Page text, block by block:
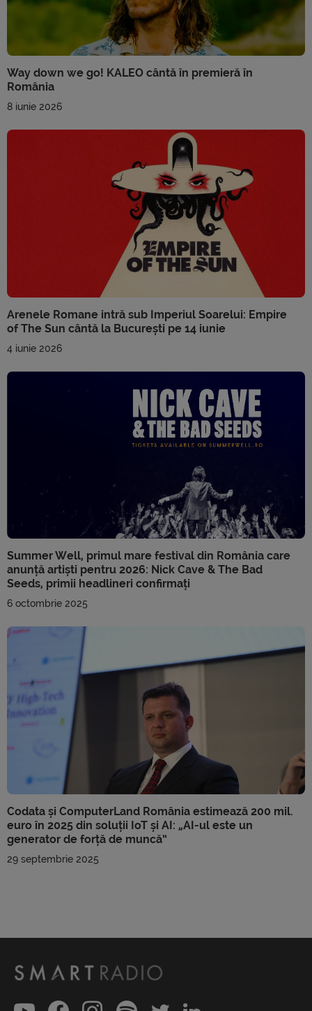
Way down we go! KALEO cântă în premieră în
România
8 iunie 2026
Arenele Romane intră sub Imperiul Soarelui: Empire
of The Sun cântă la București pe 14 iunie
4 iunie 2026
Summer Well, primul mare festival din România care
anunță artiști pentru 2026: Nick Cave & The Bad
Seeds, primii headlineri confirmați
6 octombrie 2025
Codata și ComputerLand România estimează 200 mil.
euro în 2025 din soluții IoT și AI: „AI-ul este un
generator de forță de muncă”
29 septembrie 2025